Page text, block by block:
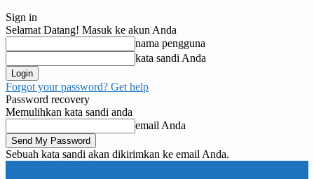
Sign in
Selamat Datang! Masuk ke akun Anda
nama pengguna
kata sandi Anda
Forgot your password? Get help
Password recovery
Memulihkan kata sandi anda
email Anda
Sebuah kata sandi akan dikirimkan ke email Anda.